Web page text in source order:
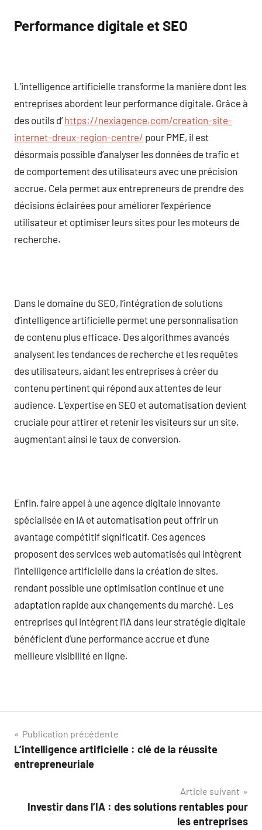
Performance digitale et SEO
L’intelligence artificielle transforme la manière dont les
entreprises abordent leur performance digitale. Grâce à
des outils d’https://nexiagence.com/creation-site-
internet-dreux-region-centre/ pour PME, il est
désormais possible d’analyser les données de trafic et
de comportement des utilisateurs avec une précision
accrue. Cela permet aux entrepreneurs de prendre des
décisions éclairées pour améliorer l’expérience
utilisateur et optimiser leurs sites pour les moteurs de
recherche.
Dans le domaine du SEO, l’intégration de solutions
d’intelligence artificielle permet une personnalisation
de contenu plus efficace. Des algorithmes avancés
analysent les tendances de recherche et les requêtes
des utilisateurs, aidant les entreprises à créer du
contenu pertinent qui répond aux attentes de leur
audience. L’expertise en SEO et automatisation devient
cruciale pour attirer et retenir les visiteurs sur un site,
augmentant ainsi le taux de conversion.
Enfin, faire appel à une agence digitale innovante
spécialisée en IA et automatisation peut offrir un
avantage compétitif significatif. Ces agences
proposent des services web automatisés qui intègrent
l’intelligence artificielle dans la création de sites,
rendant possible une optimisation continue et une
adaptation rapide aux changements du marché. Les
entreprises qui intègrent l’IA dans leur stratégie digitale
bénéficient d’une performance accrue et d’une
meilleure visibilité en ligne.
Navigation
de
Publication précédente
L’intelligence artificielle : clé de la réussite
entrepreneuriale
Article suivant
Investir dans l’IA : des solutions rentables pour
les entreprises